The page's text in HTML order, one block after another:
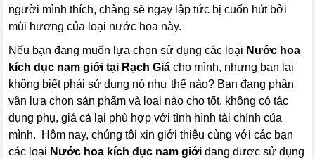
người mình thích, chàng sẽ ngay lập tức bị cuốn hút bởi
mùi hương của loại nước hoa này.
Nếu bạn đang muốn lựa chọn sử dụng các loại Nước hoa
kích dục nam giới tại Rạch Giá cho mình, nhưng bạn lại
không biết phải sử dụng nó như thế nào? Bạn đang phân
vân lựa chọn sản phẩm và loại nào cho tốt, không có tác
dụng phụ, giá cả lại phù hợp với tình hình tài chính của
mình. Hôm nay, chúng tôi xin giới thiệu cùng với các bạn
các loại Nước hoa kích dục nam giới đang được sử dụng